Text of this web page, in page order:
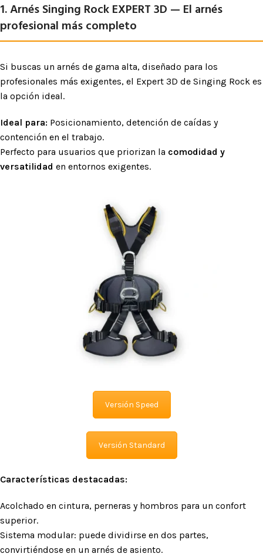
1. Arnés Singing Rock EXPERT 3D — El arnés
profesional más completo
Si buscas un arnés de gama alta, diseñado para los
profesionales más exigentes, el Expert 3D de Singing Rock es
la opción ideal.
Ideal para: Posicionamiento, detención de caídas y
contención en el trabajo.
Perfecto para usuarios que priorizan la comodidad y
versatilidad en entornos exigentes.
Versión Speed
Versión Standard
Características destacadas:
Acolchado en cintura, perneras y hombros para un confort
superior.
Sistema modular: puede dividirse en dos partes,
convirtiéndose en un arnés de asiento.